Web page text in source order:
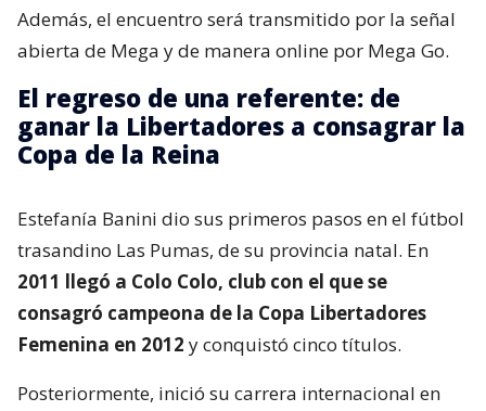
Además, el encuentro será transmitido por la señal
abierta de Mega y de manera online por Mega Go.
El regreso de una referente: de
ganar la Libertadores a consagrar la
Copa de la Reina
Estefanía Banini dio sus primeros pasos en el fútbol
trasandino Las Pumas, de su provincia natal. En
2011 llegó a Colo Colo, club con el que se
consagró campeona de la Copa Libertadores
Femenina en 2012 y conquistó cinco títulos.
Posteriormente, inició su carrera internacional en